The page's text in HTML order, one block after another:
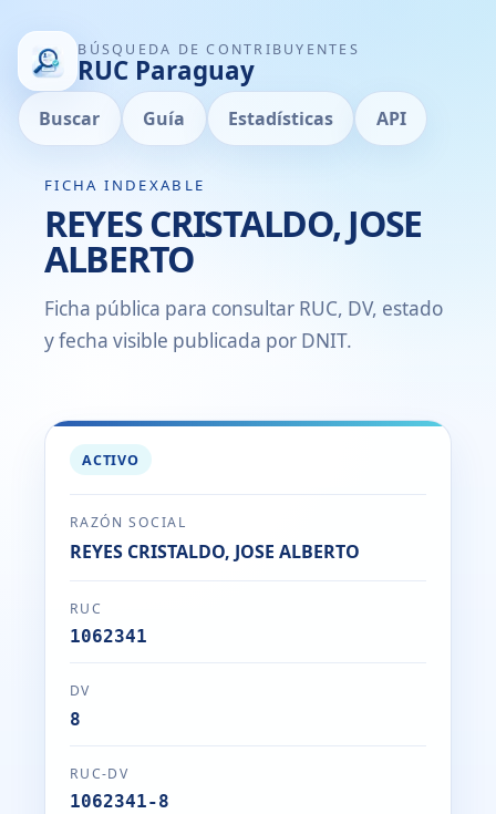
BÚSQUEDA DE CONTRIBUYENTES
RUC Paraguay
Buscar Guía Estadísticas API
FICHA INDEXABLE
REYES CRISTALDO, JOSE
ALBERTO
Ficha pública para consultar RUC, DV, estado
y fecha visible publicada por DNIT.
ACTIVO
RAZÓN SOCIAL
REYES CRISTALDO, JOSE ALBERTO
RUC
1062341
DV
8
RUC-DV
1062341-8